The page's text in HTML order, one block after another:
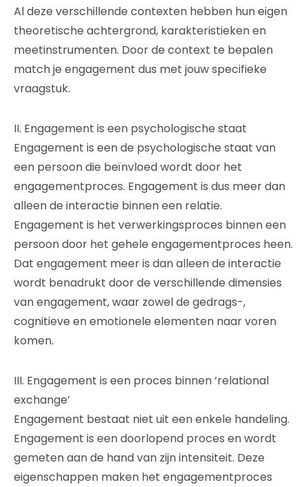
Al deze verschillende contexten hebben hun eigen
theoretische achtergrond, karakteristieken en
meetinstrumenten. Door de context te bepalen
match je engagement dus met jouw specifieke
vraagstuk.
II. Engagement is een psychologische staat
Engagement is een de psychologische staat van
een persoon die beïnvloed wordt door het
engagementproces. Engagement is dus meer dan
alleen de interactie binnen een relatie.
Engagement is het verwerkingsproces binnen een
persoon door het gehele engagementproces heen.
Dat engagement meer is dan alleen de interactie
wordt benadrukt door de verschillende dimensies
van engagement, waar zowel de gedrags-,
cognitieve en emotionele elementen naar voren
komen.
III. Engagement is een proces binnen ‘relational
exchange’
Engagement bestaat niet uit een enkele handeling.
Engagement is een doorlopend proces en wordt
gemeten aan de hand van zijn intensiteit. Deze
eigenschappen maken het engagementproces